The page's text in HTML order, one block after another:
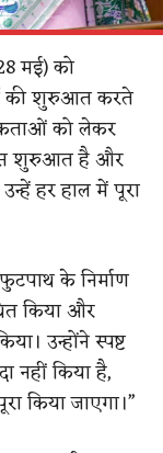
मई) को
की शुरुआत करते
को लेकर
बस शुरुआत है और
हर हाल में पूरा
के निर्माण
किया और
उन्होंने स्पष्ट
नहीं किया है,
किया जाएगा।”